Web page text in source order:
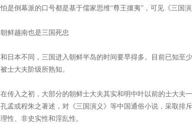
怕是倒幕派的口号都是基于儒家思维“尊王攘夷”，可见《三国
朝鲜越南也是三国死忠
和日本不同，三国进入朝鲜半岛的时间要早得多。目前已知至
被士大夫阶级所熟知。
在传入之初，大部分的朝鲜士大夫其实和明中叶以前的士大夫
孔孟或程朱之著述，对《三国演义》等中国通俗小说，采取排
理性、非史实性和淫乱性。